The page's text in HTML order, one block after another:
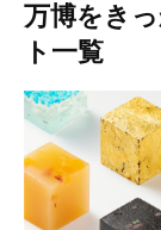
万博をき
ト一覧